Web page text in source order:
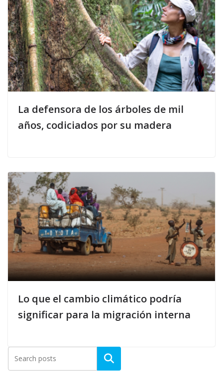
La defensora de los árboles de mil
años, codiciados por su madera
Lo que el cambio climático podría
significar para la migración interna